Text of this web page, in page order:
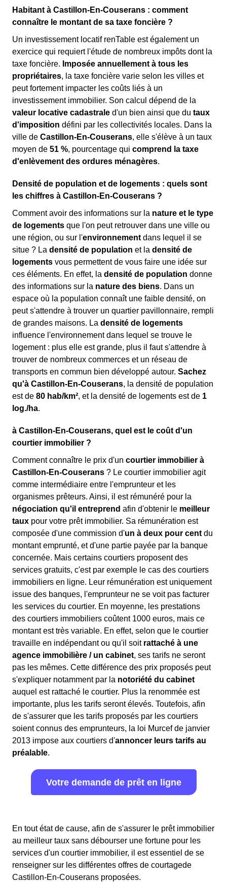
Habitant à Castillon-En-Couserans : comment
connaître le montant de sa taxe foncière ?
Un investissement locatif renTable est également un
exercice qui requiert l'étude de nombreux impôts dont la
taxe foncière. Imposée annuellement à tous les
propriétaires, la taxe foncière varie selon les villes et
peut fortement impacter les coûts liés à un
investissement immobilier. Son calcul dépend de la
valeur locative cadastrale d'un bien ainsi que du taux
d'imposition défini par les collectivités locales. Dans la
ville de Castillon-En-Couserans, elle s'élève à un taux
moyen de 51 %, pourcentage qui comprend la taxe
d'enlèvement des ordures ménagères.
Densité de population et de logements : quels sont
les chiffres à Castillon-En-Couserans ?
Comment avoir des informations sur la nature et le type
de logements que l'on peut retrouver dans une ville ou
une région, ou sur l'environnement dans lequel il se
situe ? La densité de population et la densité de
logements vous permettent de vous faire une idée sur
ces éléments. En effet, la densité de population donne
des informations sur la nature des biens. Dans un
espace où la population connaît une faible densité, on
peut s'attendre à trouver un quartier pavillonnaire, rempli
de grandes maisons. La densité de logements
influence l'environnement dans lequel se trouve le
logement : plus elle est grande, plus il faut s'attendre à
trouver de nombreux commerces et un réseau de
transports en commun bien développé autour. Sachez
qu'à Castillon-En-Couserans, la densité de population
est de 80 hab/km², et la densité de logements est de 1
log./ha.
à Castillon-En-Couserans, quel est le coût d'un
courtier immobilier ?
Comment connaître le prix d'un courtier immobilier à
Castillon-En-Couserans ? Le courtier immobilier agit
comme intermédiaire entre l'emprunteur et les
organismes prêteurs. Ainsi, il est rémunéré pour la
négociation qu'il entreprend afin d'obtenir le meilleur
taux pour votre prêt immobilier. Sa rémunération est
composée d'une commission d'un à deux pour cent du
montant emprunté, et d'une partie payée par la banque
concernée. Mais certains courtiers proposent des
services gratuits, c'est par exemple le cas des courtiers
immobiliers en ligne. Leur rémunération est uniquement
issue des banques, l'emprunteur ne se voit pas facturer
les services du courtier. En moyenne, les prestations
des courtiers immobiliers coûtent 1000 euros, mais ce
montant est très variable. En effet, selon que le courtier
travaille en indépendant ou qu'il soit rattaché à une
agence immobilière / un cabinet, ses tarifs ne seront
pas les mêmes. Cette différence des prix proposés peut
s'expliquer notamment par la notoriété du cabinet
auquel est rattaché le courtier. Plus la renommée est
importante, plus les tarifs seront élevés. Toutefois, afin
de s'assurer que les tarifs proposés par les courtiers
soient connus des emprunteurs, la loi Murcef de janvier
2013 impose aux courtiers d'annoncer leurs tarifs au
préalable.
Votre demande de prêt en ligne
En tout état de cause, afin de s'assurer le prêt immobilier
au meilleur taux sans débourser une fortune pour les
services d'un courtier immobilier, il est essentiel de se
renseigner sur les différentes offres de courtagede
Castillon-En-Couserans proposées.